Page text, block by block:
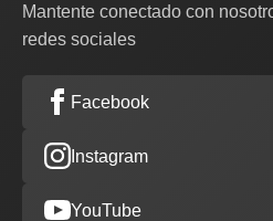
Mantente conectado con
redes sociales
Facebook
Instagram
YouTube